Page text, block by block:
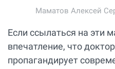
Маматов Алексей
Если ссылаться на эти
впечатление, что
пропагандирует